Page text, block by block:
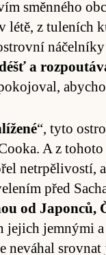
směnného
létě, z tuleních
a
“, tyto
A z
před
od Japon­ců,
je­jich jem­nými
ne­vá­hal